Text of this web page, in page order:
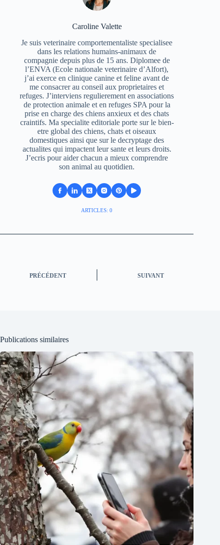
Caroline Valette
Je suis veterinaire comportementaliste specialisee
dans les relations humains-animaux de
compagnie depuis plus de 15 ans. Diplomee de
l’ENVA (Ecole nationale veterinaire d’Alfort),
j’ai exerce en clinique canine et feline avant de
me consacrer au conseil aux proprietaires et
refuges. J’interviens regulierement en associations
de protection animale et en refuges SPA pour la
prise en charge des chiens anxieux et des chats
craintifs. Ma specialite editoriale porte sur le bien-
etre global des chiens, chats et oiseaux
domestiques ainsi que sur le decryptage des
actualites qui impactent leur sante et leurs droits.
J’ecris pour aider chacun a mieux comprendre
son animal au quotidien.
ARTICLES: 0
PRÉCÉDENT SUIVANT
Publications similaires